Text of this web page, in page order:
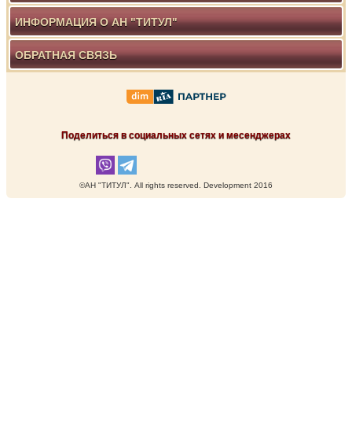
ИНФОРМАЦИЯ О АН "ТИТУЛ"
ОБРАТНАЯ СВЯЗЬ
Поделиться в социальных сетях и месенджерах
©АН "ТИТУЛ". Аll rights reserved. Development 2016